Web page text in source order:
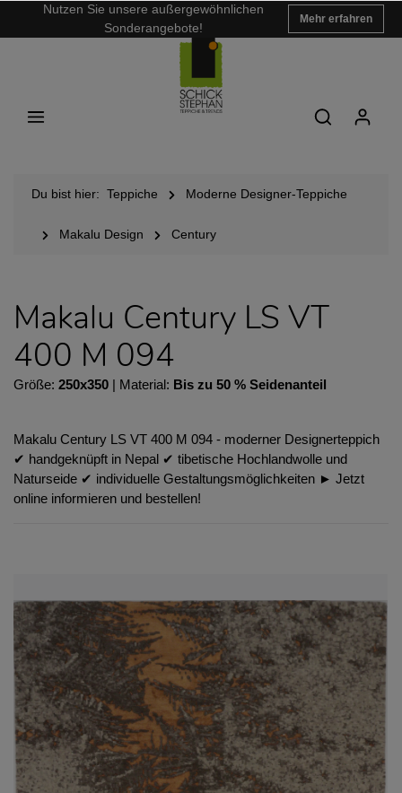
Nutzen Sie unsere außergewöhnlichen
Sonderangebote!
Mehr erfahren
Du bist hier: Teppiche Moderne Designer-Teppiche
Makalu Design Century
Makalu Century LS VT
400 M 094
Größe: 250x350 | Material: Bis zu 50 % Seidenanteil
Makalu Century LS VT 400 M 094 - moderner Designerteppich
✔︎ handgeknüpft in Nepal ✔︎ tibetische Hochlandwolle und
Naturseide ✔︎ individuelle Gestaltungsmöglichkeiten ► Jetzt
online informieren und bestellen!